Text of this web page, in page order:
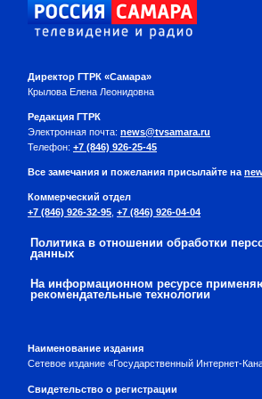
Директор ГТРК «Самара»
Крылова Елена Леонидовна
Редакция ГТРК
Электронная почта: news@tvsamara.ru
Телефон: +7 (846) 926-25-45
Все замечания и пожелания присылайте на
Коммерческий отдел
+7 (846) 926-32-95, +7 (846) 926-04-04
Политика в отношении обработки
данных
На информационном ресурсе
рекомендательные технологии
Наименование издания
Сетевое издание «Государственный Интернет-
Свидетельство о регистрации